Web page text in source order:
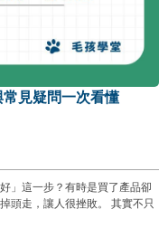
見疑問一次看懂
」這一步？有時是買了產品卻
頭走，讓人很挫敗。 其實不只